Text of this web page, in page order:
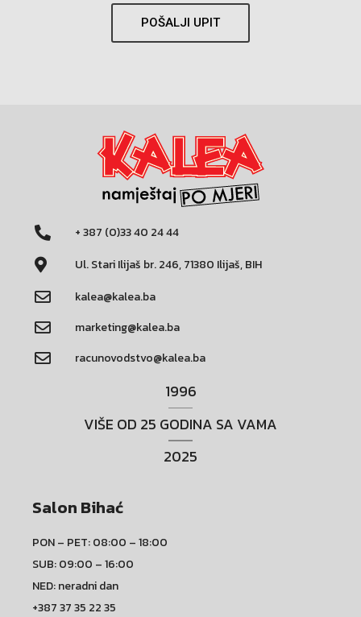
POŠALJI UPIT
+ 387 (0)33 40 24 44
Ul. Stari Ilijaš br. 246, 71380 Ilijaš, BIH
kalea@kalea.ba
marketing@kalea.ba
racunovodstvo@kalea.ba
1996
VIŠE OD 25 GODINA SA VAMA
2025
Salon Bihać
PON – PET: 08:00 – 18:00
SUB: 09:00 – 16:00
NED: neradni dan
+387 37 35 22 35